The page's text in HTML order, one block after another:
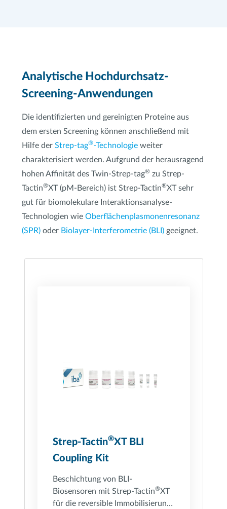
Analytische Hochdurchsatz-
Screening-Anwendungen
Die identifizierten und gereinigten Proteine aus
dem ersten Screening können anschließend mit
Hilfe der Strep-tag®-Technologieweiter
charakterisiert werden. Aufgrund der herausragend
hohen Affinität des Twin-Strep-tag®zu Strep-
Tactin®XT (pM-Bereich) ist Strep-Tactin®XT sehr
gut für biomolekulare Interaktionsanalyse-
Technologien wie Oberflächenplasmonenresonanz
(SPR)oder Biolayer-Interferometrie (BLI)geeignet.
Strep-Tactin®XT BLI
Coupling Kit
Beschichtung von BLI-
Biosensoren mit Strep-Tactin®XT
für die reversible Immobilisierung